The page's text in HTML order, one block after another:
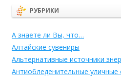
РУБРИКИ
А знаете ли Вы, что…
Алтайские сувениры
Альтернативные источники
Антиобледенительные уличные